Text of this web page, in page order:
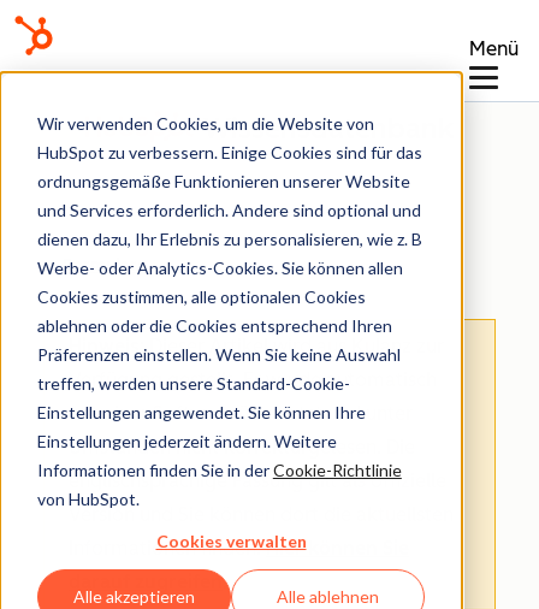
Wir verwenden Cookies, um die Website von
HubSpot zu verbessern. Einige Cookies sind für das
ordnungsgemäße Funktionieren unserer Website
und Services erforderlich. Andere sind optional und
dienen dazu, Ihr Erlebnis zu personalisieren, wie z. B
Werbe- oder Analytics-Cookies. Sie können allen
Cookies zustimmen, alle optionalen Cookies
ablehnen oder die Cookies entsprechend Ihren
Präferenzen einstellen. Wenn Sie keine Auswahl
treffen, werden unsere Standard-Cookie-
Einstellungen angewendet. Sie können Ihre
Einstellungen jederzeit ändern. Weitere
Informationen finden Sie in derCookie-Richtlinie
von HubSpot.
Cookies verwalten
Alle akzeptieren Alle ablehnen
Menü
Wissensdatenbank
Formulare
: Dieser Artikel wird aus Kulanz zur
Verfügung gestellt.Er wurde automatisch
mit einer Software übersetzt und unter
Umständen nicht korrekturgelesen. Die
englischsprachige Fassung gilt als offizielle
Version und Sie können dort die aktuellsten
Informationen finden.Hier können Sie
darauf zugreifen.